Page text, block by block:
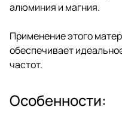
алюминия и магния.
Применение этого
обеспечивает
частот.
Особенности: